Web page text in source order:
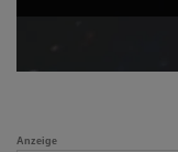
Anzeige